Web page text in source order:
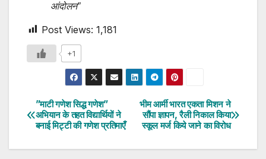
आंदोलन”
Post Views: 1,181
+1
Post
navigation
भीम आर्मी भारत एकता मिशन ने
सौंपा ज्ञापन, रैली निकाल किया
स्कूल मर्ज किये जाने का विरोध
”माटी गणेश सिद्ध गणेश”
अभियान के तहत विद्यार्थियों ने
बनाई मिट्टी की गणेश प्रतिमाएँ